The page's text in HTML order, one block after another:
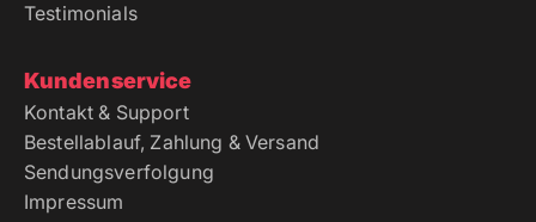
Testimonials
Kundenservice
Kontakt & Support
Bestellablauf, Zahlung & Versand
Sendungsverfolgung
Impressum